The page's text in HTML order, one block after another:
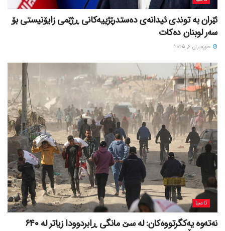
ئێران بە توندی ئیدانەی دەستدرێژییەکانی ڕژێمی زایۆنیستی بۆ
سەر لوبنان دەکات
حوزه‌یران 6, 2025
ئاسیا
نەتەوە یەکگرتووەکان: لە سێ مانگی ڕابردوودا زیاتر لە 640